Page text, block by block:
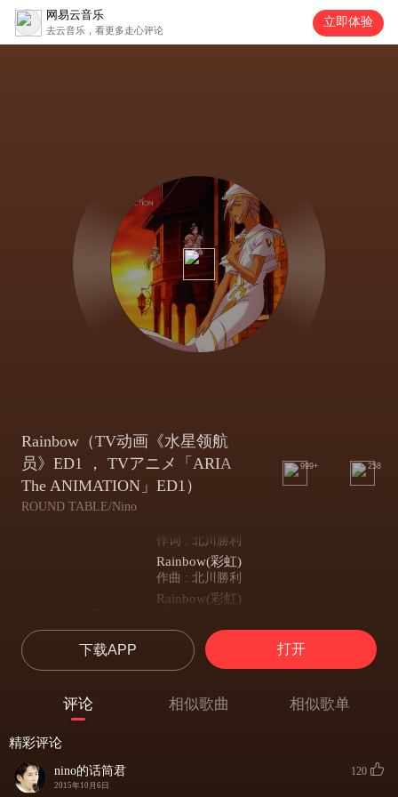
网易云音乐
去云音乐，看更多走心评论
立即体验
Rainbow（TV动画《水星领航
员》ED1 ， TVアニメ「ARIA
The ANIMATION」ED1）
ROUND TABLE/Nino
999+ 258
作词 : 北川勝利
Rainbow(彩虹)
作曲 : 北川勝利
Rainbow(彩虹)
<静静将温柔托在手心>
やさしさを あたためて そっと
<静静将它温暖地呵护>
<曾经悄悄哼唱的旋律>
でも 降(ふ)り出(だ)した雨(あめ)も
下载APP 打开
评论 相似歌曲 相似歌单
精彩评论
nino的话筒君
2015年10月6日
120